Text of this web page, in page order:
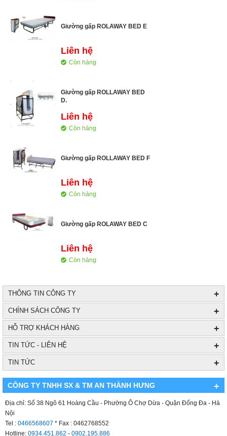
Giường gấp ROLAWAY BED E
Liên hệ
Còn hàng
Giường gấp ROLLAWAY BED
D.
Liên hệ
Còn hàng
Giường gấp ROLLAWAY BED F
Liên hệ
Còn hàng
Giường gấp ROLAWAY BED C
Liên hệ
Còn hàng
THÔNG TIN CÔNG TY +
CHÍNH SÁCH CÔNG TY +
HỖ TRỢ KHÁCH HÀNG +
TIN TỨC - LIÊN HỆ +
TIN TỨC +
CÔNG TY TNHH SX & TM AN THÀNH HƯNG +
Địa chỉ: Số 38 Ngõ 61 Hoàng Cầu - Phường Ô Chợ Dừa - Quận Đống Đa - Hà
Nội
Tel : 0466568607 * Fax : 0462768552
Hotline: 0934.451.862 - 0902.195.886